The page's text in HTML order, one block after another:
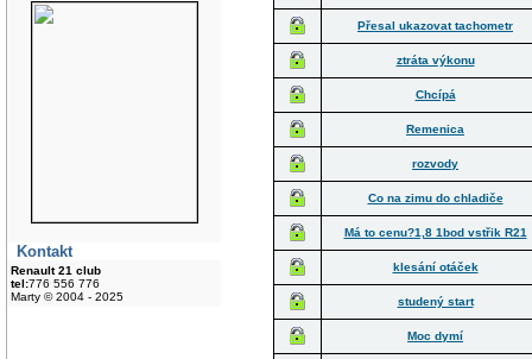
Kontakt
Renault 21 club
tel:776 556 776
Marty © 2004 - 2025
Přesal ukazovat tachometr
ztráta výkonu
Chcípá
Remenica
rozvody
Co na zimu do chladiče
Má to cenu?1,8 1bod vstřik R21
klesání otáček
studený start
Moc dymí